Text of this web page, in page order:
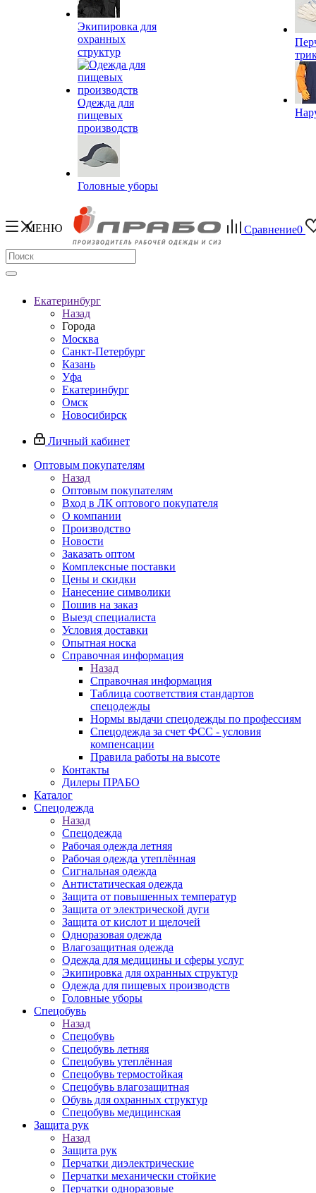
Экипировка для
охранных
структур
Одежда для
пищевых
производств
Головные уборы
МЕНЮ Сравнение0
Екатеринбург
Назад
Города
Москва
Санкт-Петербург
Казань
Уфа
Екатеринбург
Омск
Новосибирск
Личный кабинет
Оптовым покупателям
Назад
Оптовым покупателям
Вход в ЛК оптового покупателя
О компании
Производство
Новости
Заказать оптом
Комплексные поставки
Цены и скидки
Нанесение символики
Пошив на заказ
Выезд специалиста
Условия доставки
Опытная носка
Справочная информация
Назад
Справочная информация
Таблица соответствия стандартов
спецодежды
Нормы выдачи спецодежды по профессиям
Спецодежда за счет ФСС - условия
компенсации
Правила работы на высоте
Контакты
Дилеры ПРАБО
Каталог
Спецодежда
Назад
Спецодежда
Рабочая одежда летняя
Рабочая одежда утеплённая
Сигнальная одежда
Антистатическая одежда
Защита от повышенных температур
Защита от электрической дуги
Защита от кислот и щелочей
Одноразовая одежда
Влагозащитная одежда
Одежда для медицины и сферы услуг
Экипировка для охранных структур
Одежда для пищевых производств
Головные уборы
Спецобувь
Назад
Спецобувь
Спецобувь летняя
Спецобувь утеплённая
Спецобувь термостойкая
Спецобувь влагозащитная
Обувь для охранных структур
Спецобувь медицинская
Защита рук
Назад
Защита рук
Перчатки диэлектрические
Перчатки механически стойкие
Перчатки одноразовые